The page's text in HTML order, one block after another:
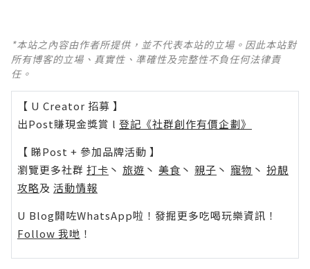
*本站之內容由作者所提供，並不代表本站的立場。因此本站對
所有博客的立場、真實性、準確性及完整性不負任何法律責
任。
【 U Creator 招募 】
出Post賺現金獎賞 l 登記《社群創作有價企劃》
【 睇Post + 參加品牌活動 】
瀏覽更多社群 打卡 丶 旅遊 丶 美食 丶 親子 丶 寵物 丶 扮靚
攻略及 活動情報
U Blog開咗WhatsApp啦！發掘更多吃喝玩樂資訊！
Follow 我哋 ！